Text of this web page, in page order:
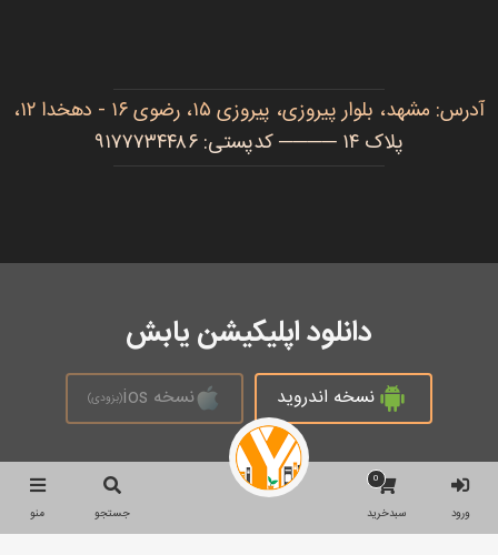
ورود
0
سبدخرید جستجو منو
آدرس: مشهد، بلوار پیروزی، پیروزی ۱۵، رضوی ۱۶ - دهخدا ۱۲،
پلاک ۱۴ ──── کدپستی: ۹۱۷۷۷۳۴۴۸۶
دانلود اپلیکیشن یابش
نسخه اندروید نسخه ios (بزودی)
تمام حقوق محفوظ است © 2026